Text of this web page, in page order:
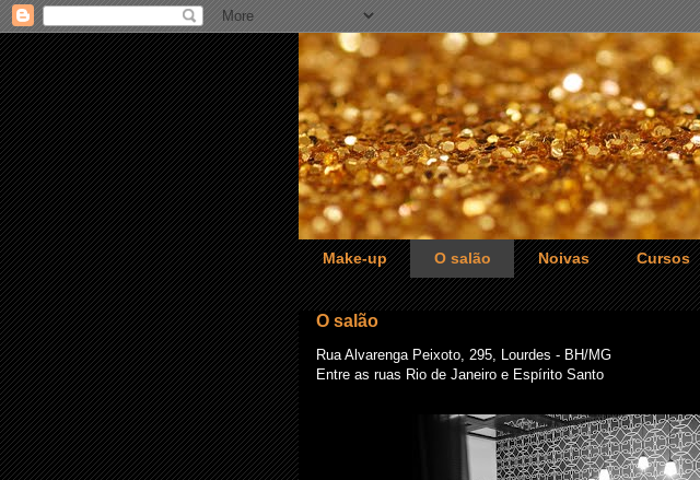
Make-up O salão Noivas Cursos
O salão
Rua Alvarenga Peixoto, 295, Lourdes - BH/MG
Entre as ruas Rio de Janeiro e Espírito Santo